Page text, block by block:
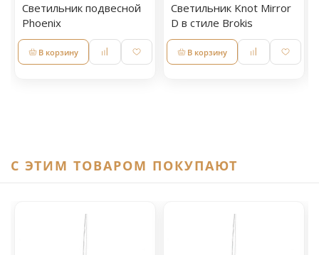
Светильник подвесной
Phoenix
В корзину
Светильник Knot Mirror
D в стиле Brokis
В корзину
C ЭТИМ ТОВАРОМ ПОКУПАЮТ